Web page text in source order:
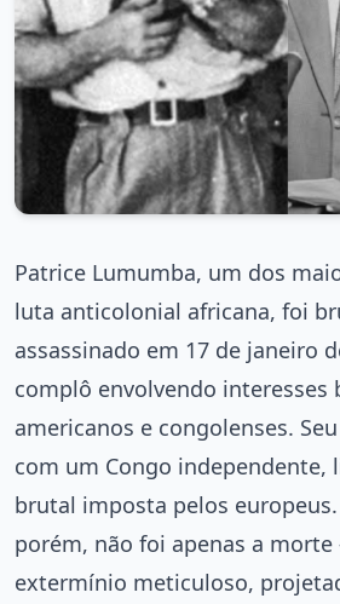
Patrice Lumumba, um dos
luta anticolonial africana, foi
assassinado em 17 de janeiro
complô envolvendo interesses
americanos e congolenses.
com um Congo independente,
brutal imposta pelos
porém, não foi apenas a morte
extermínio meticuloso,